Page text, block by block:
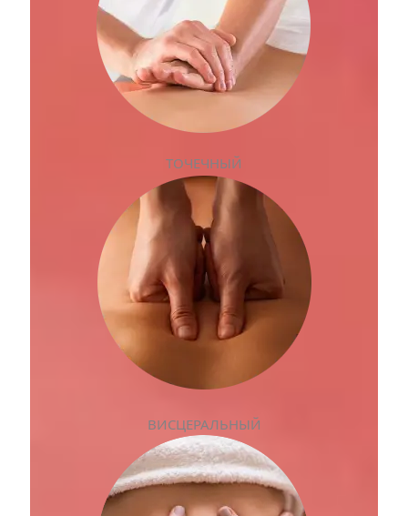
ТОЧЕЧНЫЙ
ВИСЦЕРАЛЬНЫЙ